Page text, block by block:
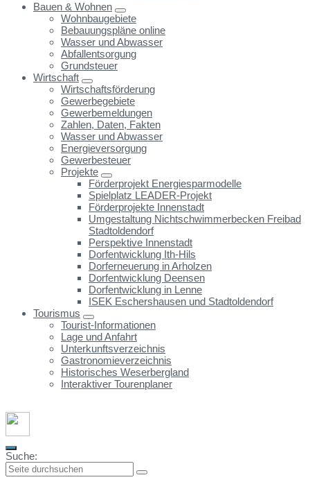
Bauen & Wohnen
Wohnbaugebiete
Bebauungspläne online
Wasser und Abwasser
Abfallentsorgung
Grundsteuer
Wirtschaft
Wirtschaftsförderung
Gewerbegebiete
Gewerbemeldungen
Zahlen, Daten, Fakten
Wasser und Abwasser
Energieversorgung
Gewerbesteuer
Projekte
Förderprojekt Energiesparmodelle
Spielplatz LEADER-Projekt
Förderprojekte Innenstadt
Umgestaltung Nichtschwimmerbecken Freibad
Stadtoldendorf
Perspektive Innenstadt
Dorfentwicklung Ith-Hils
Dorferneuerung in Arholzen
Dorfentwicklung Deensen
Dorfentwicklung in Lenne
ISEK Eschershausen und Stadtoldendorf
Tourismus
Tourist-Informationen
Lage und Anfahrt
Unterkunftsverzeichnis
Gastronomieverzeichnis
Historisches Weserbergland
Interaktiver Tourenplaner
Suche: